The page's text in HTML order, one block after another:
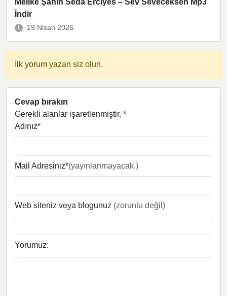
Melike Şahin Seda Erciyes – Sev Seveceksen Mp3
İndir
19 Nisan 2026
İlk yorum yazan siz olun.
Cevap bırakın
Gerekli alanlar işaretlenmiştir. *
Adınız*
Mail Adresiniz*(yayınlanmayacak.)
Web siteniz veya blogunuz (zorunlu değil)
Yorumuz: